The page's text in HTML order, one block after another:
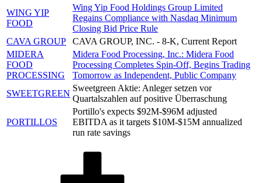
WING YIP
FOOD
Wing Yip Food Holdings Group Limited
Regains Compliance with Nasdaq Minimum
Closing Bid Price Rule
CAVA GROUP
CAVA GROUP, INC. - 8-K, Current Report
MIDERA
FOOD
PROCESSING
Midera Food Processing, Inc.: Midera Food
Processing Completes Spin-Off, Begins Trading
Tomorrow as Independent, Public Company
SWEETGREEN
Sweetgreen Aktie: Anleger setzen vor
Quartalszahlen auf positive Überraschung
PORTILLOS
Portillo's expects $92M-$96M adjusted
EBITDA as it targets $10M-$15M annualized
run rate savings